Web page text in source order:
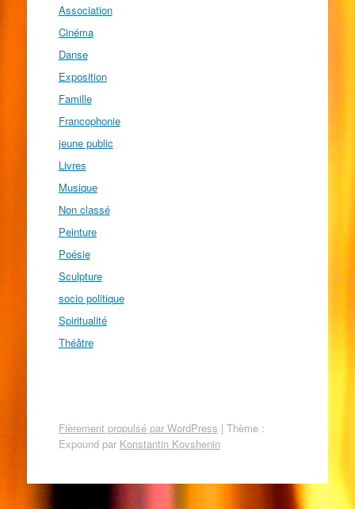
Association
Cinéma
Danse
Exposition
Famille
Francophonie
jeune public
Livres
Musique
Non classé
Peinture
Poésie
Sculpture
socio politique
Spiritualité
Théâtre
Fièrement propulsé par WordPress | Thème :
Expound par Konstantin Kovshenin